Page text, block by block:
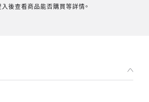
入後查看商品能否購買等詳情。